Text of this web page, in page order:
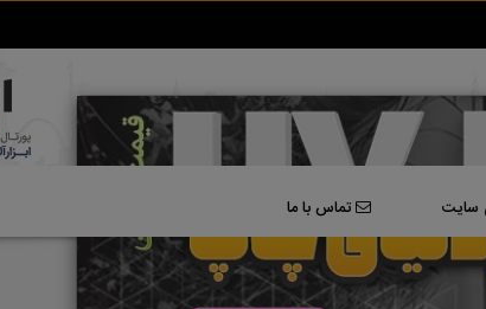
سایت تماس با ما